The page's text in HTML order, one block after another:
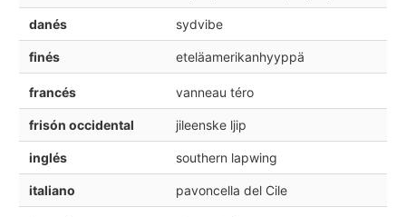
danés sydvibe
finés eteläamerikanhyyppä
francés vanneau téro
frisón occidental jileenske ljip
inglés southern lapwing
italiano pavoncella del Cile